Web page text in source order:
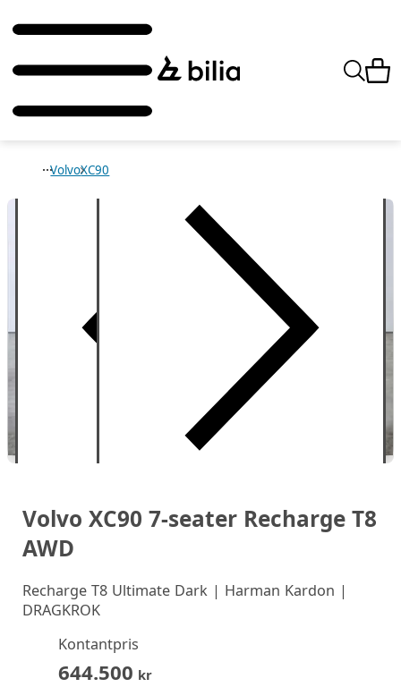
VolvoXC90
Volvo XC90 7-seater Recharge T8
AWD
Recharge T8 Ultimate Dark | Harman Kardon |
DRAGKROK
Kontantpris
644.500 kr